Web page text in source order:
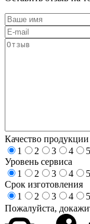
Качество продукции
1
2 3 4
5
Уровень сервиса
1
2 3 4
5
Срок изготовления
1
2 3 4
5
Пожалуйста,